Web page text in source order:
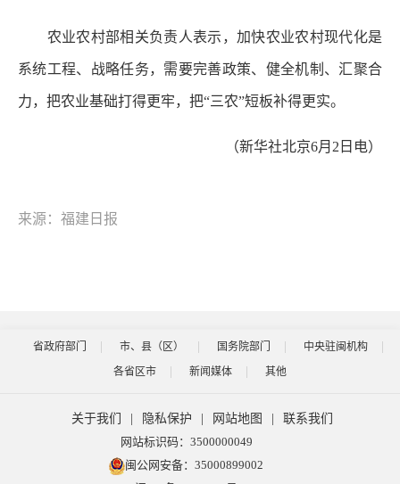
农业农村部相关负责人表示，加快农业农村现代化是
系统工程、战略任务，需要完善政策、健全机制、汇聚合
力，把农业基础打得更牢，把“三农”短板补得更实。
（新华社北京6月2日电）
来源：福建日报
省政府部门 市、县（区） 国务院部门
中央驻闽机构
各省区市
新闻媒体 其他
关于我们 隐私保护 网站地图
联系我们
网站标识码：3500000049
闽公网安备：35000899002